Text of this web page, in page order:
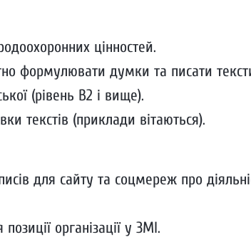
цінностей.
формулювати думки та писати
(рівень В2 і вище).
текстів (приклади вітаються).
для сайту та соцмереж про
організації у ЗМІ.